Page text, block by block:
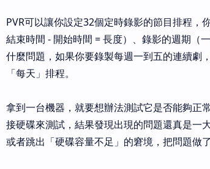
PVR可以讓你設定32個定時錄影的節目排程
結束時間 - 開始時間 = 長度）、錄影的週期（
什麼問題，如果你要錄製每週一到五的連續劇
「每天」排程。
拿到一台機器，就要想辦法測試它是否能夠正
接硬碟來測試，結果發現出現的問題還真是一
或者跳出「硬碟容量不足」的窘境，把問題做